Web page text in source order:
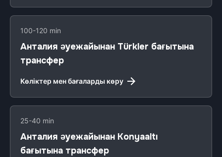
100-120 min
Анталия әуежайынан Türkler бағытына
трансфер
Көліктер мен бағаларды көру
25-40 min
Анталия әуежайынан Konyaaltı
бағытына трансфер